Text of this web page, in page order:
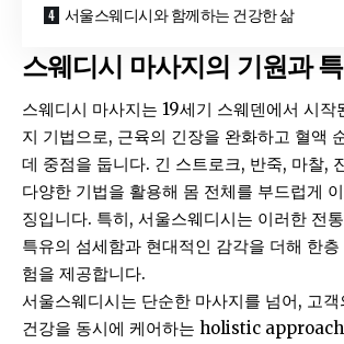
서울스웨디시와 함께하는 건강한 삶
스웨디시 마사지의 기원과
스웨디시 마사지는 19세기 스웨덴에서 시작
지 기법으로, 근육의 긴장을 완화하고 혈액
데 중점을 둡니다. 긴 스트로크, 반죽, 마찰,
다양한 기법을 활용해 몸 전체를 부드럽게
징입니다. 특히, 서울스웨디시는 이러한 전
특유의 섬세함과 현대적인 감각을 더해 한
험을 제공합니다.
서울스웨디시는 단순한 마사지를 넘어, 고객
건강을 동시에 케어하는 holistic approach